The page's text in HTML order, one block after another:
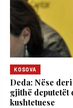
KOSOVA
Deda: Nëse
gjithë deputetët
kushtetuese